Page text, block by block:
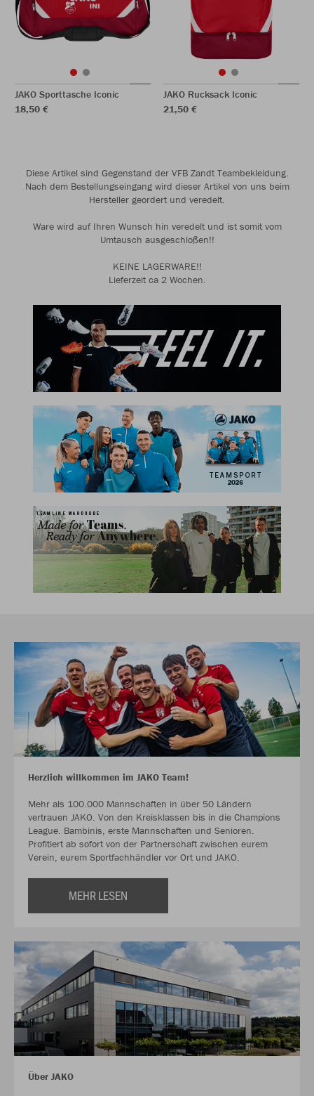
JAKO Sporttasche Iconic
18,50 €
JAKO Rucksack Iconic
21,50 €
Diese Artikel sind Gegenstand der VFB Zandt Teambekleidung.
Nach dem Bestellungseingang wird dieser Artikel von uns beim
Hersteller geordert und veredelt.
Ware wird auf Ihren Wunsch hin veredelt und ist somit vom
Umtausch ausgeschloßen!!
KEINE LAGERWARE!!
Lieferzeit ca 2 Wochen.
Herzlich willkommen im JAKO Team!
Mehr als 100.000 Mannschaften in über 50 Ländern
vertrauen JAKO. Von den Kreisklassen bis in die Champions
League. Bambinis, erste Mannschaften und Senioren.
Profitiert ab sofort von der Partnerschaft zwischen eurem
Verein, eurem Sportfachhändler vor Ort und JAKO.
MEHR LESEN
Über JAKO